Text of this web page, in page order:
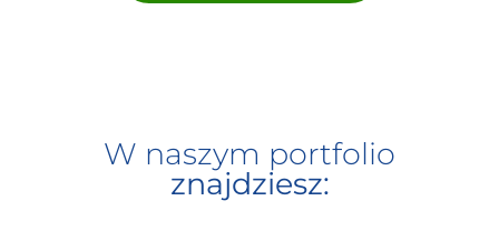
W naszym portfolio
znajdziesz: